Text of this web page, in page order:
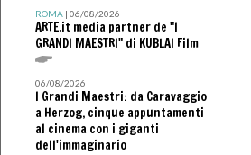
ROMA| 06/08/2026
ARTE.it media partner de "I
GRANDI MAESTRI" di KUBLAI Film
06/08/2026
I Grandi Maestri: da Caravaggio
a Herzog, cinque appuntamenti
al cinema con i giganti
dell'immaginario